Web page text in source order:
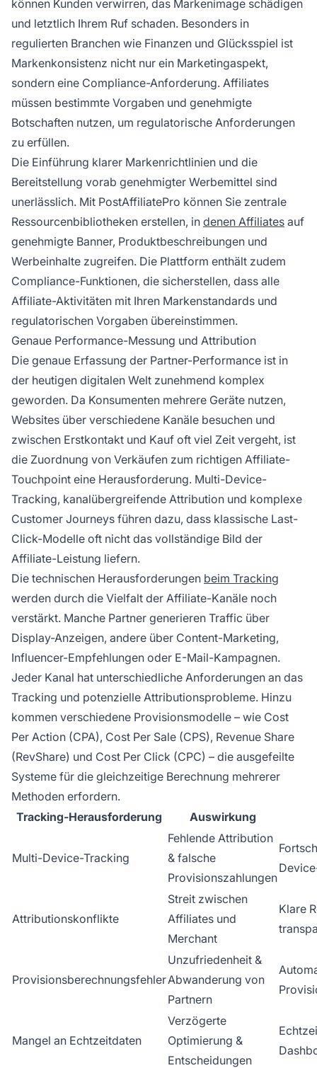
können Kunden verwirren, das Markenimage schädigen
und letztlich Ihrem Ruf schaden. Besonders in
regulierten Branchen wie Finanzen und Glücksspiel ist
Markenkonsistenz nicht nur ein Marketingaspekt,
sondern eine Compliance-Anforderung. Affiliates
müssen bestimmte Vorgaben und genehmigte
Botschaften nutzen, um regulatorische Anforderungen
zu erfüllen.
Die Einführung klarer Markenrichtlinien und die
Bereitstellung vorab genehmigter Werbemittel sind
unerlässlich. Mit PostAffiliatePro können Sie zentrale
Ressourcenbibliotheken erstellen, in denen Affiliates auf
genehmigte Banner, Produktbeschreibungen und
Werbeinhalte zugreifen. Die Plattform enthält zudem
Compliance-Funktionen, die sicherstellen, dass alle
Affiliate-Aktivitäten mit Ihren Markenstandards und
regulatorischen Vorgaben übereinstimmen.
Genaue Performance-Messung und Attribution
Die genaue Erfassung der Partner-Performance ist in
der heutigen digitalen Welt zunehmend komplex
geworden. Da Konsumenten mehrere Geräte nutzen,
Websites über verschiedene Kanäle besuchen und
zwischen Erstkontakt und Kauf oft viel Zeit vergeht, ist
die Zuordnung von Verkäufen zum richtigen Affiliate-
Touchpoint eine Herausforderung. Multi-Device-
Tracking, kanalübergreifende Attribution und komplexe
Customer Journeys führen dazu, dass klassische Last-
Click-Modelle oft nicht das vollständige Bild der
Affiliate-Leistung liefern.
Die technischen Herausforderungen beim Tracking
werden durch die Vielfalt der Affiliate-Kanäle noch
verstärkt. Manche Partner generieren Traffic über
Display-Anzeigen, andere über Content-Marketing,
Influencer-Empfehlungen oder E-Mail-Kampagnen.
Jeder Kanal hat unterschiedliche Anforderungen an das
Tracking und potenzielle Attributionsprobleme. Hinzu
kommen verschiedene Provisionsmodelle – wie Cost
Per Action (CPA), Cost Per Sale (CPS), Revenue Share
(RevShare) und Cost Per Click (CPC) – die ausgefeilte
Systeme für die gleichzeitige Berechnung mehrerer
Methoden erfordern.
Tracking-Herausforderung
Auswirkung
Multi-Device-Tracking
Fehlende Attribution
& falsche
Provisionszahlungen
Attributionskonflikte
Streit zwischen
Affiliates und
Merchant
Klare
Provisionsberechnungsfehler
Unzufriedenheit &
Abwanderung von
Partnern
Mangel an Echtzeitdaten
Verzögerte
Optimierung &
Entscheidungen